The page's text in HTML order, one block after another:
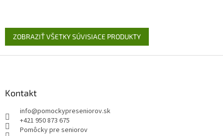
ZOBRAZIŤ VŠETKY SÚVISIACE PRODUKTY
Kontakt
info@pomockypreseniorov.sk
+421 950 873 675
Pomôcky pre seniorov